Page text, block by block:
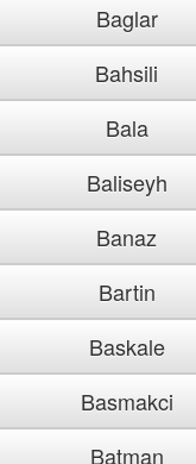
Baglar
Bahsili
Bala
Baliseyh
Banaz
Bartin
Baskale
Basmakci
Batman